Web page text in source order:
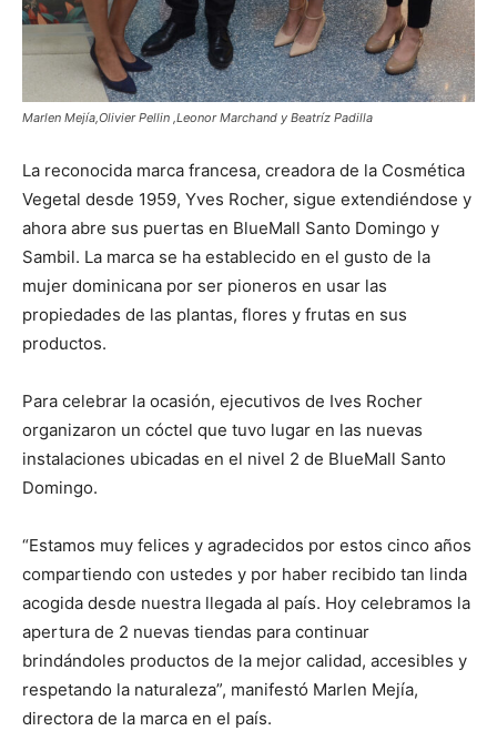
Marlen Mejía,Olivier Pellin ,Leonor Marchand y Beatríz Padilla
La reconocida marca francesa, creadora de la Cosmética
Vegetal desde 1959, Yves Rocher, sigue extendiéndose y
ahora abre sus puertas en BlueMall Santo Domingo y
Sambil. La marca se ha establecido en el gusto de la
mujer dominicana por ser pioneros en usar las
propiedades de las plantas, flores y frutas en sus
productos.
Para celebrar la ocasión, ejecutivos de Ives Rocher
organizaron un cóctel que tuvo lugar en las nuevas
instalaciones ubicadas en el nivel 2 de BlueMall Santo
Domingo.
“Estamos muy felices y agradecidos por estos cinco años
compartiendo con ustedes y por haber recibido tan linda
acogida desde nuestra llegada al país. Hoy celebramos la
apertura de 2 nuevas tiendas para continuar
brindándoles productos de la mejor calidad, accesibles y
respetando la naturaleza”, manifestó Marlen Mejía,
directora de la marca en el país.